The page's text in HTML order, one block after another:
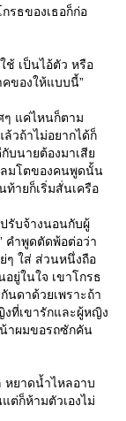
รธของเธอก็ก่อ
ช้ เป็นไอ้ตัว หรือ
ของให้แบบนี้”
ๆ แค่ไหนก็ตาม
วถ้าไม่อยากได้ก็
บนายต้องมาเสีย
ลมโตของคนพูดนั้น
ท้ายก็เริ่มสั่นเครือ
รับจ้างนอนกับผู้
คำพูดตัดพ้อต่อว่า
ๆ ใส่ ส่วนหนึ่งถือ
ยู่ในใจ เขาโกรธ
นดาด้วยเพราะถ้า
ที่เขารักและผู้หญิง
น้าผมขอรถซักคัน
หยาดน้ำไหลอาบ
ต่ก็ห้ามตัวเองไม่